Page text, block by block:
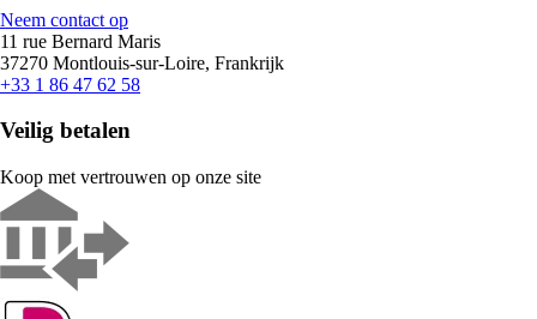
Neem contact op
11 rue Bernard Maris
37270 Montlouis-sur-Loire, Frankrijk
+33 1 86 47 62 58
Veilig betalen
Koop met vertrouwen op onze site